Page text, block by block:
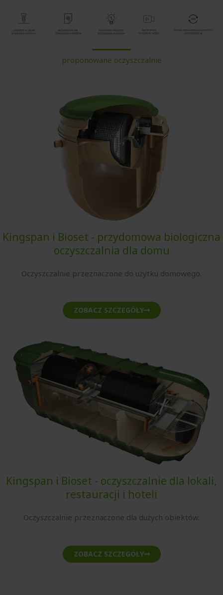
Oczyszczalnie dla
osiedli mieszkalnych
od 25 do nawet 600 osób
Więcej
proponowane oczyszczalnie
Kingspan i Bioset - przydomowa biologiczna
oczyszczalnia dla domu
Oczyszczalnie przeznaczone do użytku domowego.
ZOBACZ SZCZEGÓŁY
Kingspan i Bioset - oczyszczalnie dla lokali,
restauracji i hoteli
Oczyszczalnie przeznaczone dla dużych obiektów.
ZOBACZ SZCZEGÓŁY